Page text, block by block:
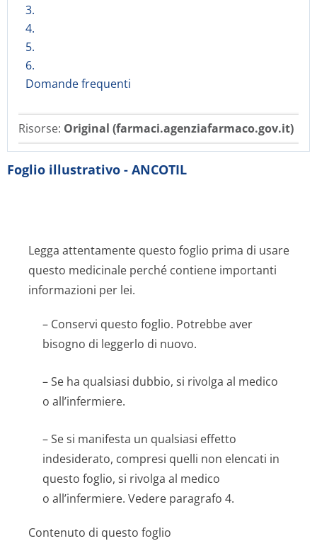
3.
4.
5.
6.
Domande frequenti
Risorse: Original (farmaci.agenziafarmaco.gov.it)
Foglio illustrativo - ANCOTIL
Legga attentamente questo foglio prima di usare
questo medicinale perché contiene importanti
informazioni per lei.
– Conservi questo foglio. Potrebbe aver
bisogno di leggerlo di nuovo.
– Se ha qualsiasi dubbio, si rivolga al medico
o all’infermiere.
– Se si manifesta un qualsiasi effetto
indesiderato, compresi quelli non elencati in
questo foglio, si rivolga al medico
o all’infermiere. Vedere paragrafo 4.
Contenuto di questo foglio